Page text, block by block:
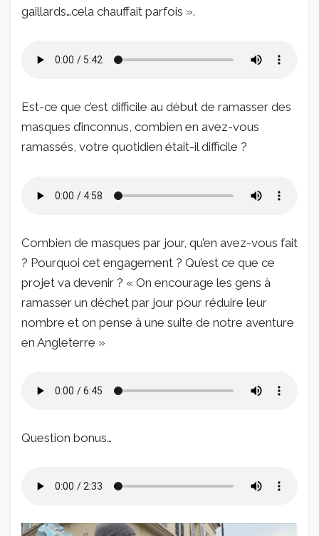
gaillards…cela chauffait parfois ».
Est-ce que c’est difficile au début de ramasser des
masques d’inconnus, combien en avez-vous
ramassés, votre quotidien était-il difficile ?
Combien de masques par jour, qu’en avez-vous fait
? Pourquoi cet engagement ? Qu’est ce que ce
projet va devenir ? « On encourage les gens à
ramasser un déchet par jour pour réduire leur
nombre et on pense à une suite de notre aventure
en Angleterre »
Question bonus…